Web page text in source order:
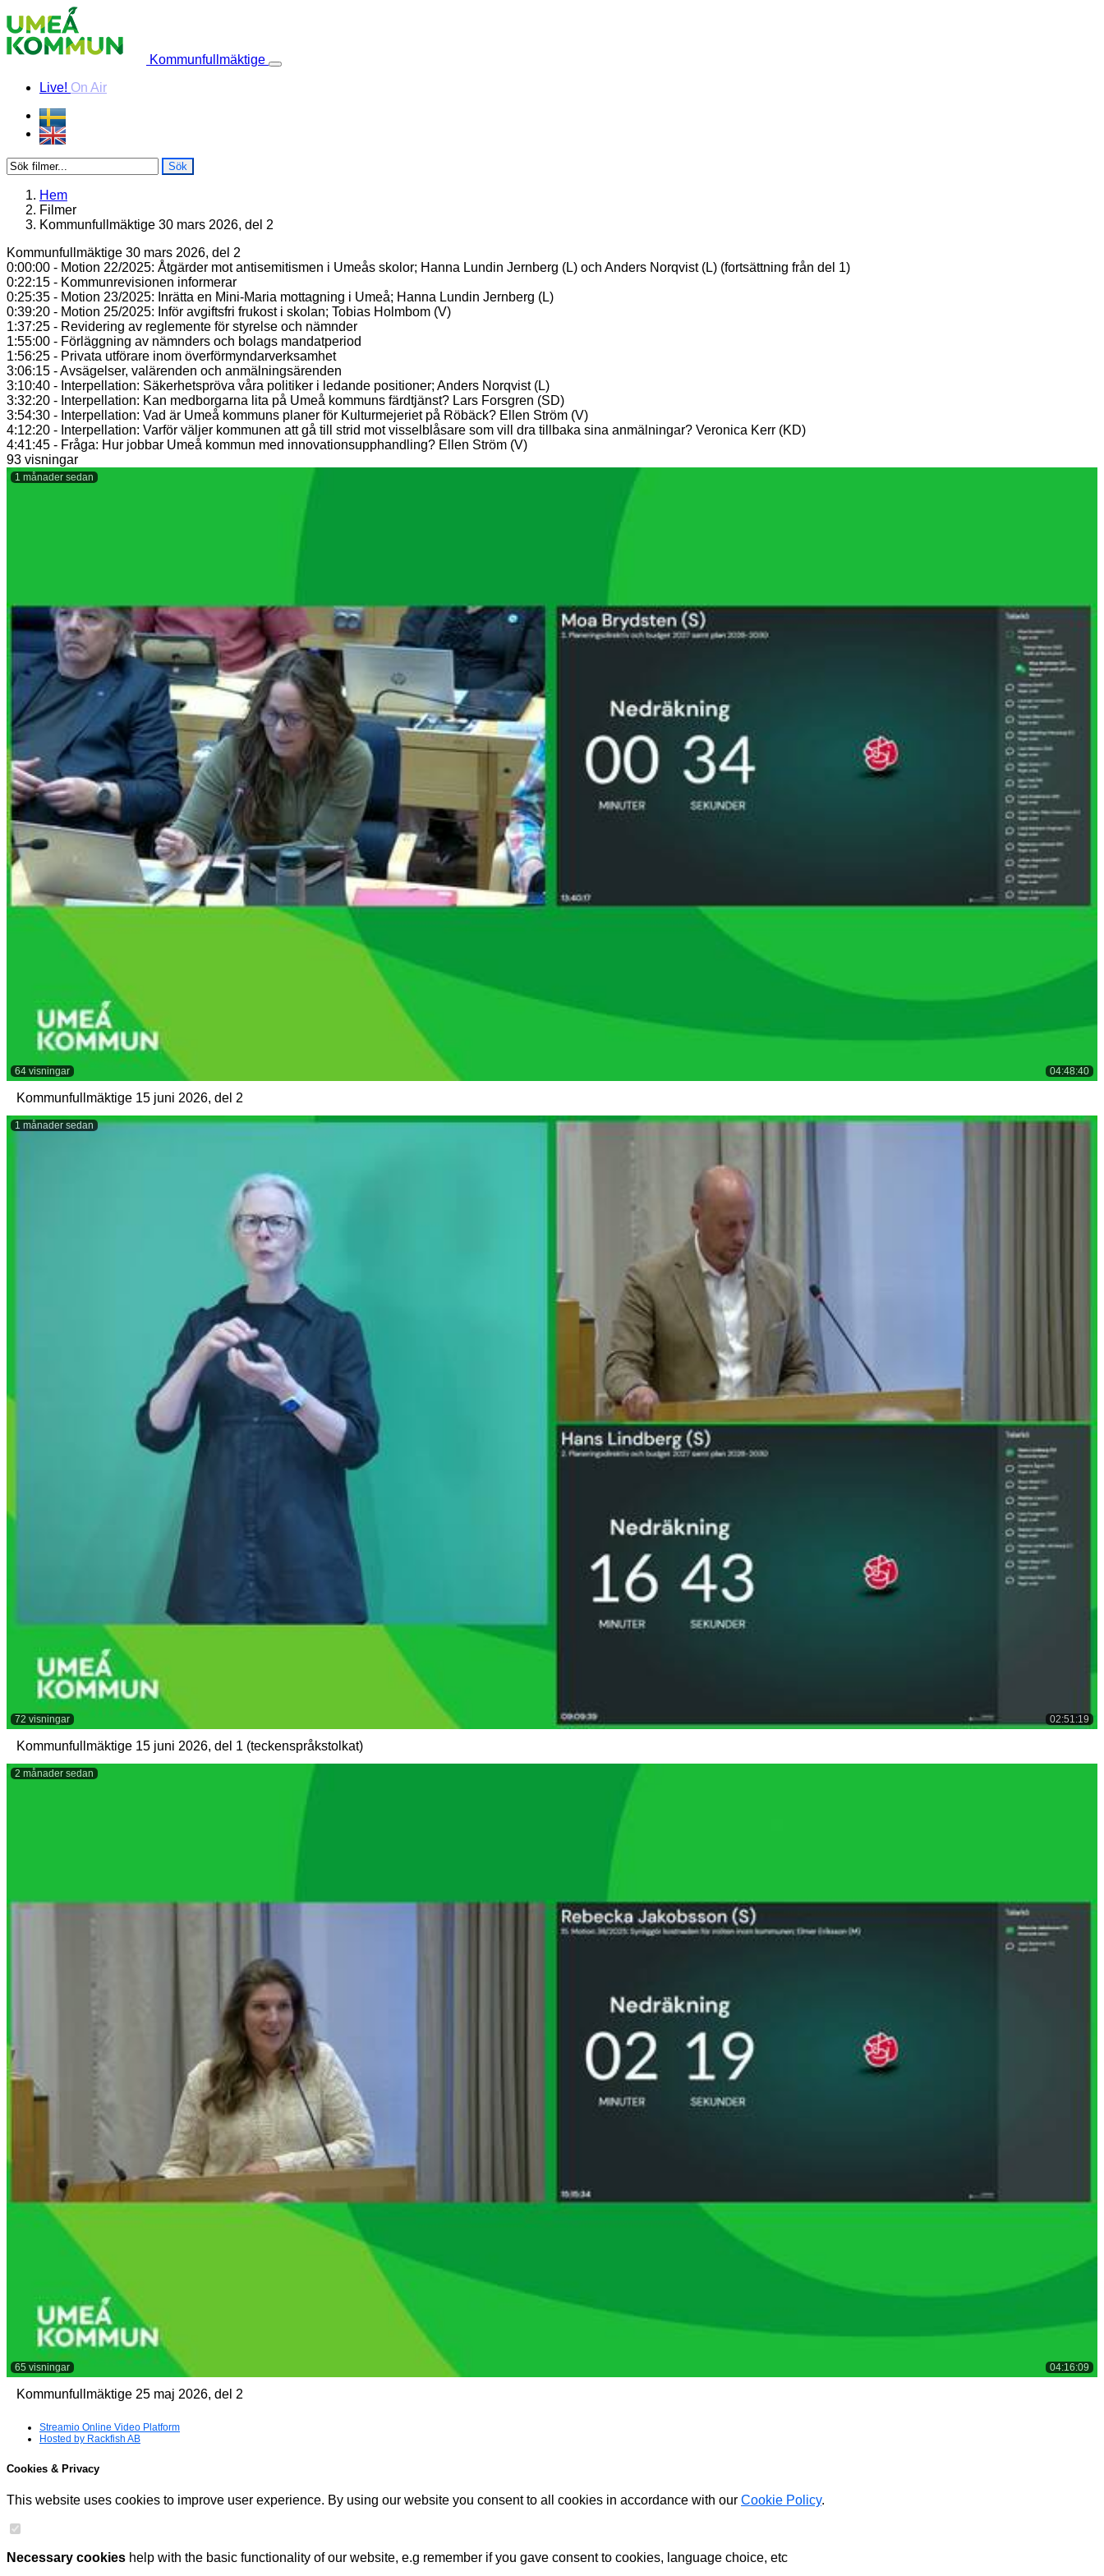
Skip to content
Kommunfullmäktige
Live! On Air
Sök
Hem
Filmer
Kommunfullmäktige 30 mars 2026, del 2
Kommunfullmäktige 30 mars 2026, del 2
0:00:00 - Motion 22/2025: Åtgärder mot antisemitismen i Umeås skolor; Hanna Lundin Jernberg (L) och Anders Norqvist (L) (fortsättning från del 1)
0:22:15 - Kommunrevisionen informerar
0:25:35 - Motion 23/2025: Inrätta en Mini-Maria mottagning i Umeå; Hanna Lundin Jernberg (L)
0:39:20 - Motion 25/2025: Inför avgiftsfri frukost i skolan; Tobias Holmbom (V)
1:37:25 - Revidering av reglemente för styrelse och nämnder
1:55:00 - Förläggning av nämnders och bolags mandatperiod
1:56:25 - Privata utförare inom överförmyndarverksamhet
3:06:15 - Avsägelser, valärenden och anmälningsärenden
3:10:40 - Interpellation: Säkerhetspröva våra politiker i ledande positioner; Anders Norqvist (L)
3:32:20 - Interpellation: Kan medborgarna lita på Umeå kommuns färdtjänst? Lars Forsgren (SD)
3:54:30 - Interpellation: Vad är Umeå kommuns planer för Kulturmejeriet på Röbäck? Ellen Ström (V)
4:12:20 - Interpellation: Varför väljer kommunen att gå till strid mot visselblåsare som vill dra tillbaka sina anmälningar? Veronica Kerr (KD)
4:41:45 - Fråga: Hur jobbar Umeå kommun med innovationsupphandling? Ellen Ström (V)
93 visningar
04:48:40
64 visningar
1 månader sedan
Kommunfullmäktige 15 juni 2026, del 2
02:51:19
72 visningar
1 månader sedan
Kommunfullmäktige 15 juni 2026, del 1 (teckenspråkstolkat)
04:16:09
65 visningar
2 månader sedan
Kommunfullmäktige 25 maj 2026, del 2
Streamio Online Video Platform
Hosted by Rackfish AB
Cookies & Privacy
This website uses cookies to improve user experience. By using our website you consent to all cookies in accordance with our Cookie Policy.
Necessary cookies help with the basic functionality of our website, e.g remember if you gave consent to cookies, language choice, etc